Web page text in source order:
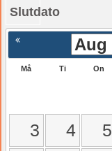
Slutdato
Må Ti On
3
4 5